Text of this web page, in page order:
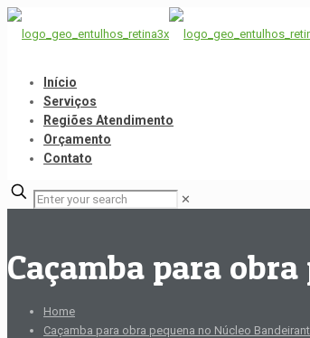
Início
Serviços
Regiões Atendimento
Orçamento
Contato
✕
Caçamba para
Home
Caçamba para obra pequena no Núcleo